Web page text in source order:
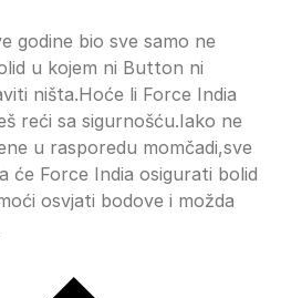
godine bio sve samo ne
u kojem ni Button ni
ništa.Hoće li Force India
reći sa sigurnošću.Iako ne
u rasporedu momčadi,sve
će Force India osigurati bolid
osvjati bodove i možda